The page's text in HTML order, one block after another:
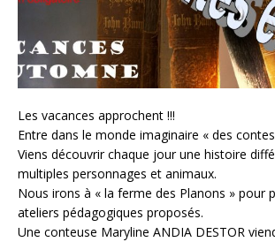
Les vacances approchent !!!
Entre dans le monde imaginaire « des
Viens découvrir chaque jour une histoire
multiples personnages et animaux.
Nous irons à « la ferme des Planons » pour
ateliers pédagogiques proposés.
Une conteuse Maryline ANDIA DESTOR